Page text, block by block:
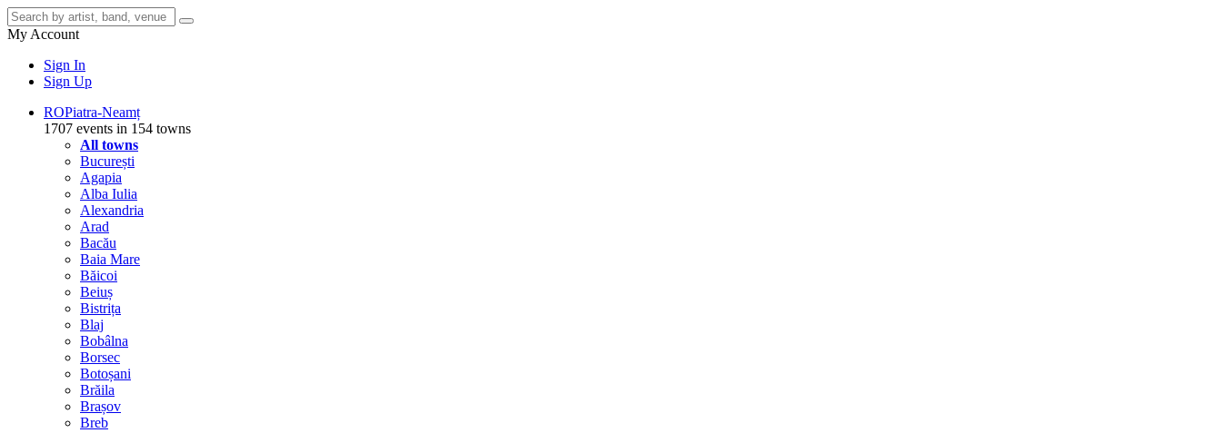
My Account
Sign In
Sign Up
ROPiatra-Neamț
1707 events in 154 towns
All towns
București
Agapia
Alba Iulia
Alexandria
Arad
Bacău
Baia Mare
Băicoi
Beiuș
Bistrița
Blaj
Bobâlna
Borsec
Botoșani
Brăila
Brașov
Breb